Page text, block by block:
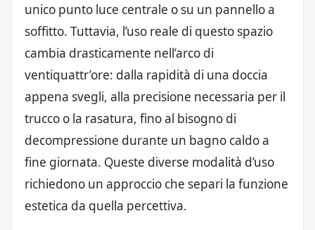
unico punto luce centrale o su un pannello a
soffitto. Tuttavia, l’uso reale di questo spazio
cambia drasticamente nell’arco di
ventiquattr’ore: dalla rapidità di una doccia
appena svegli, alla precisione necessaria per il
trucco o la rasatura, fino al bisogno di
decompressione durante un bagno caldo a
fine giornata. Queste diverse modalità d’uso
richiedono un approccio che separi la funzione
estetica da quella percettiva.